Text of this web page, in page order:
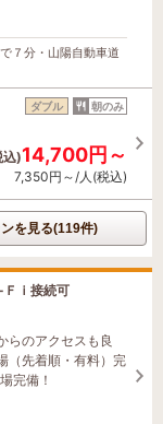
７分・山陽自動車道
ダブル 朝のみ
込)14,700円～
7,350円～/人(税込)
を見る(119件)
ｉ接続可
のアクセスも良
（先着順・有料）完
完備！